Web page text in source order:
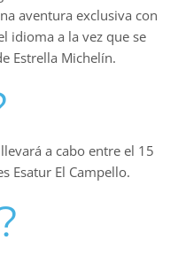
aventura exclusiva con
idioma a la vez que se
Estrella Michelín.
a cabo entre el 15
Esatur El Campello.